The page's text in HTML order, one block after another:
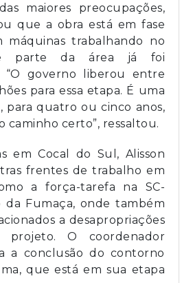
maiores preocupações,
que a obra está em fase
máquinas trabalhando no
parte da área já foi
“O governo liberou entre
para essa etapa. É uma
para quatro ou cinco anos,
caminho certo”, ressaltou.
em Cocal do Sul, Alisson
frentes de trabalho em
a força-tarefa na SC-
da Fumaça, onde também
a desapropriações
O coordenador
a conclusão do contorno
que está em sua etapa